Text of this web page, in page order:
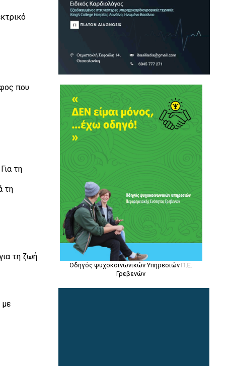
που
τη
τη
τη ζωή
με
Οδηγός ψυχοκοινωνικών Υπηρεσιών Π.Ε.
Γρεβενών